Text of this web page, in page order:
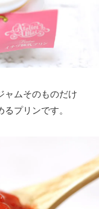
ャムそのものだけ
プリンです。